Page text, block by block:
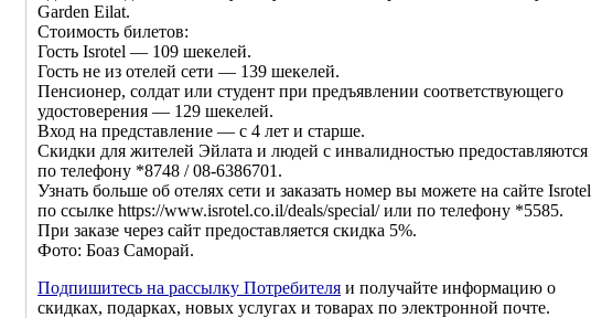
Garden Eilat.
Стоимость билетов:
Гость Isrotel — 109 шекелей.
Гость не из отелей сети — 139 шекелей.
Пенсионер, солдат или студент при предъявлении соответствующего
удостоверения — 129 шекелей.
Вход на представление — с 4 лет и старше.
Скидки для жителей Эйлата и людей с инвалидностью предоставляются
по телефону *8748 / 08-6386701.
Узнать больше об отелях сети и заказать номер вы можете на сайте Isrotel
по ссылке https://www.isrotel.co.il/deals/special/ или по телефону *5585.
При заказе через сайт предоставляется скидка 5%.
Фото: Боаз Саморай.
Подпишитесь на рассылку Потребителя и получайте информацию о
скидках, подарках, новых услугах и товарах по электронной почте.